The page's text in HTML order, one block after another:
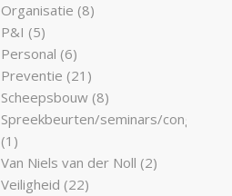
Organisatie (8)
P&I (5)
Personal (6)
Preventie (21)
Scheepsbouw (8)
Spreekbeurten/seminars/
(1)
Van Niels van der Noll (2)
Veiligheid (22)